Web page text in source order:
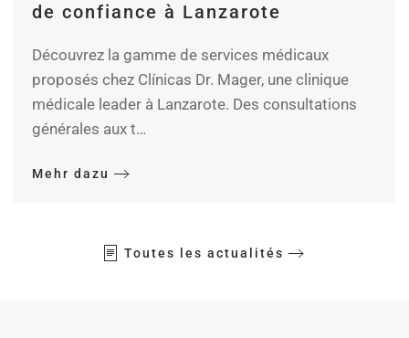
de confiance à Lanzarote
Découvrez la gamme de services médicaux
proposés chez Clínicas Dr. Mager, une clinique
médicale leader à Lanzarote. Des consultations
générales aux t…
Mehr dazu
Toutes les actualités